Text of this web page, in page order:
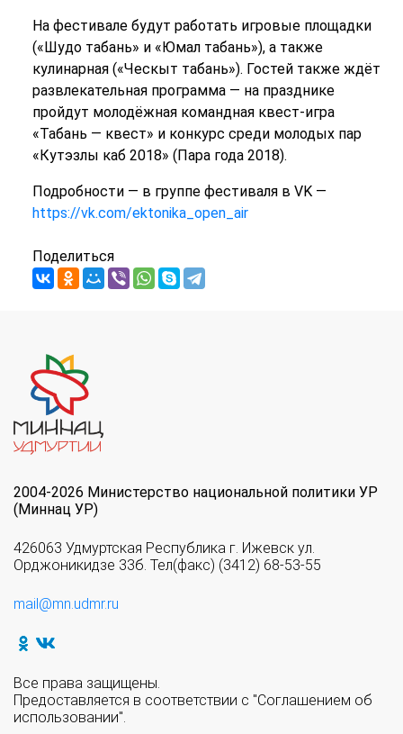
На фестивале будут работать игровые площадки
(«Шудо табань» и «Юмал табань»), а также
кулинарная («Ческыт табань»). Гостей также ждёт
развлекательная программа — на празднике
пройдут молодёжная командная квест-игра
«Табань — квест» и конкурс среди молодых пар
«Кутэзлы каб 2018» (Пара года 2018).
Подробности — в группе фестиваля в VK —
https://vk.com/ektonika_open_air
Поделиться
2004-2026 Министерство национальной политики УР
(Миннац УР)
426063 Удмуртская Республика г. Ижевск ул.
Орджоникидзе 33б. Тел(факс) (3412) 68-53-55
mail@mn.udmr.ru
Все права защищены.
Предоставляется в соответствии с "Соглашением об
использовании".